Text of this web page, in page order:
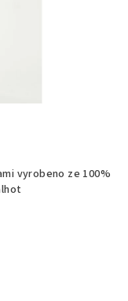
vyrobeno ze 100%